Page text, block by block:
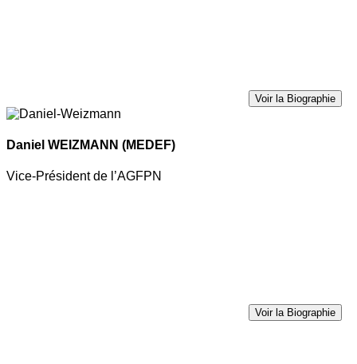
Voir la Biographie
Daniel WEIZMANN (MEDEF)
Vice-Président de l’AGFPN
Voir la Biographie